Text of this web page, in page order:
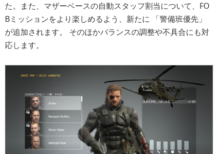
た。また、マザーベースの自動スタッフ割当について、FO
Bミッションをより楽しめるよう、新たに 「警備班優先」
が追加されます。 そのほかバランスの調整や不具合にも対
応します。